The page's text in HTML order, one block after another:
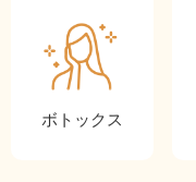
ボトックス